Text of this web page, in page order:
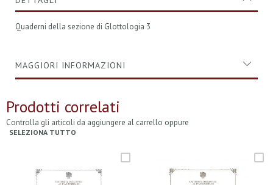
Quaderni della sezione di Glottologia 3
MAGGIORI INFORMAZIONI
Prodotti correlati
Controlla gli articoli da aggiungere al carrello oppure
SELEZIONA TUTTO